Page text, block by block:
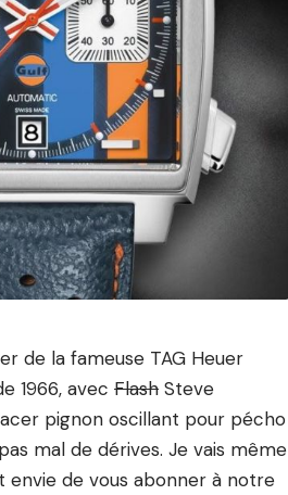
de la fameuse TAG Heuer
1966, avec Flash Steve
pignon oscillant pour pécho
mal de dérives. Je vais même
envie de vous abonner à notre